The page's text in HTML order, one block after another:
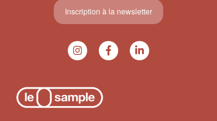
Inscription à la newsletter